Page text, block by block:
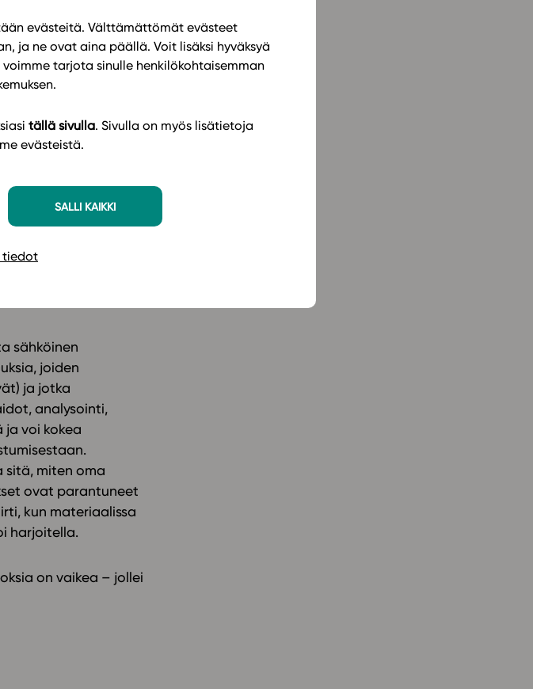
evästeitä. Välttämättömät evästeet
ja ne ovat aina päällä. Voit lisäksi hyväksyä
tarjota sinulle henkilökohtaisemman
tällä sivulla. Sivulla on myös lisätietoja
evästeistä.
SALLI KAIKKI
tiedot
muuttuivat
palkittiin
kaksi kirjoittajaa.
lisäksi muuta
ajantasaisuudesta.
ajankohtaisimmat
äkillisiä. Vaalien
mikään yo-
sähköinen
joiden
ja jotka
analysointi,
ja voi kokea
sitä, miten oma
ovat parantuneet
kun materiaalissa
harjoitella.
on vaikea – jollei